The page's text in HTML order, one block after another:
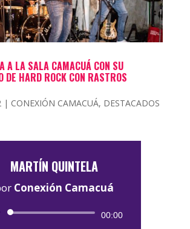
A LA SALA CAMACUÁ CON SU
DE HARD ROCK CON RASTROS
| CONEXIÓN CAMACUÁ, DESTACADOS
MARTÍN QUINTELA
Conexión Camacuá
Reproductor
00:00